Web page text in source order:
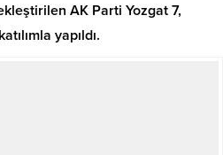
AK Parti Yozgat 7,
yapıldı.